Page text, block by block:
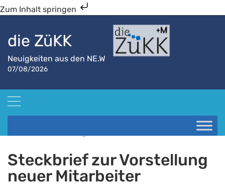
Zum Inhalt springen
die ZüKK
Neuigkeiten aus den NE.W
07/08/2026
Steckbrief zur Vorstellung neuer Mitarbeiter
Steckbrief zur Vorstellung
neuer Mitarbeiter